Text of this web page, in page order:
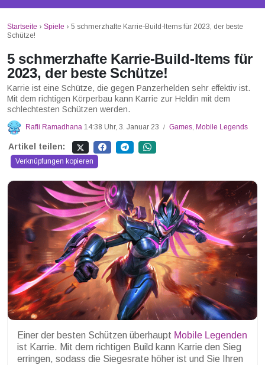
Startseite › Spiele › 5 schmerzhafte Karrie-Build-Items für 2023, der beste
Schütze!
5 schmerzhafte Karrie-Build-Items für
2023, der beste Schütze!
Karrie ist eine Schütze, die gegen Panzerhelden sehr effektiv ist.
Mit dem richtigen Körperbau kann Karrie zur Heldin mit dem
schlechtesten Schützen werden.
Rafli Ramadhana 14:38 Uhr, 3. Januar 23 / Games, Mobile Legends
Artikel teilen:
Verknüpfungen kopieren
Einer der besten Schützen überhaupt Mobile Legenden
ist Karrie. Mit dem richtigen Build kann Karrie den Sieg
erringen, sodass die Siegesrate höher ist und Sie Ihren